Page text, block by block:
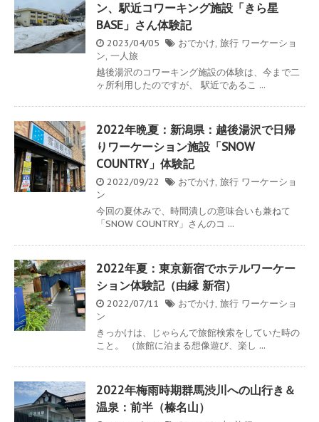
ン、駅近コワーキング施設「きら星
BASE」さん体験記
2023/04/05 おでかけ, 旅行 ワーケーショ
ン, 一人旅
越後湯沢のコワーキング施設の体験は、今まで二
ヶ所利用したのですが、 駅近であるこ ...
2022年晩夏：新潟県：越後湯沢で日帰
りワーケーション施設「SNOW
COUNTRY」体験記
2022/09/22 おでかけ, 旅行 ワーケーショ
ン
今回の夏休みで、時間潰しの意味合いも兼ねて
「SNOW COUNTRY」さんのコ ...
2022年夏：東京新宿でホテルワーケー
ション体験記（由縁 新宿）
2022/07/11 おでかけ, 旅行 ワーケーショ
ン
きっかけは、じゃらんで旅館検索をしていた時の
こと。 （旅館に泊まる想像遊び、楽し ...
2022年梅雨時期群馬渋川への山行き＆
温泉：前半（榛名山）